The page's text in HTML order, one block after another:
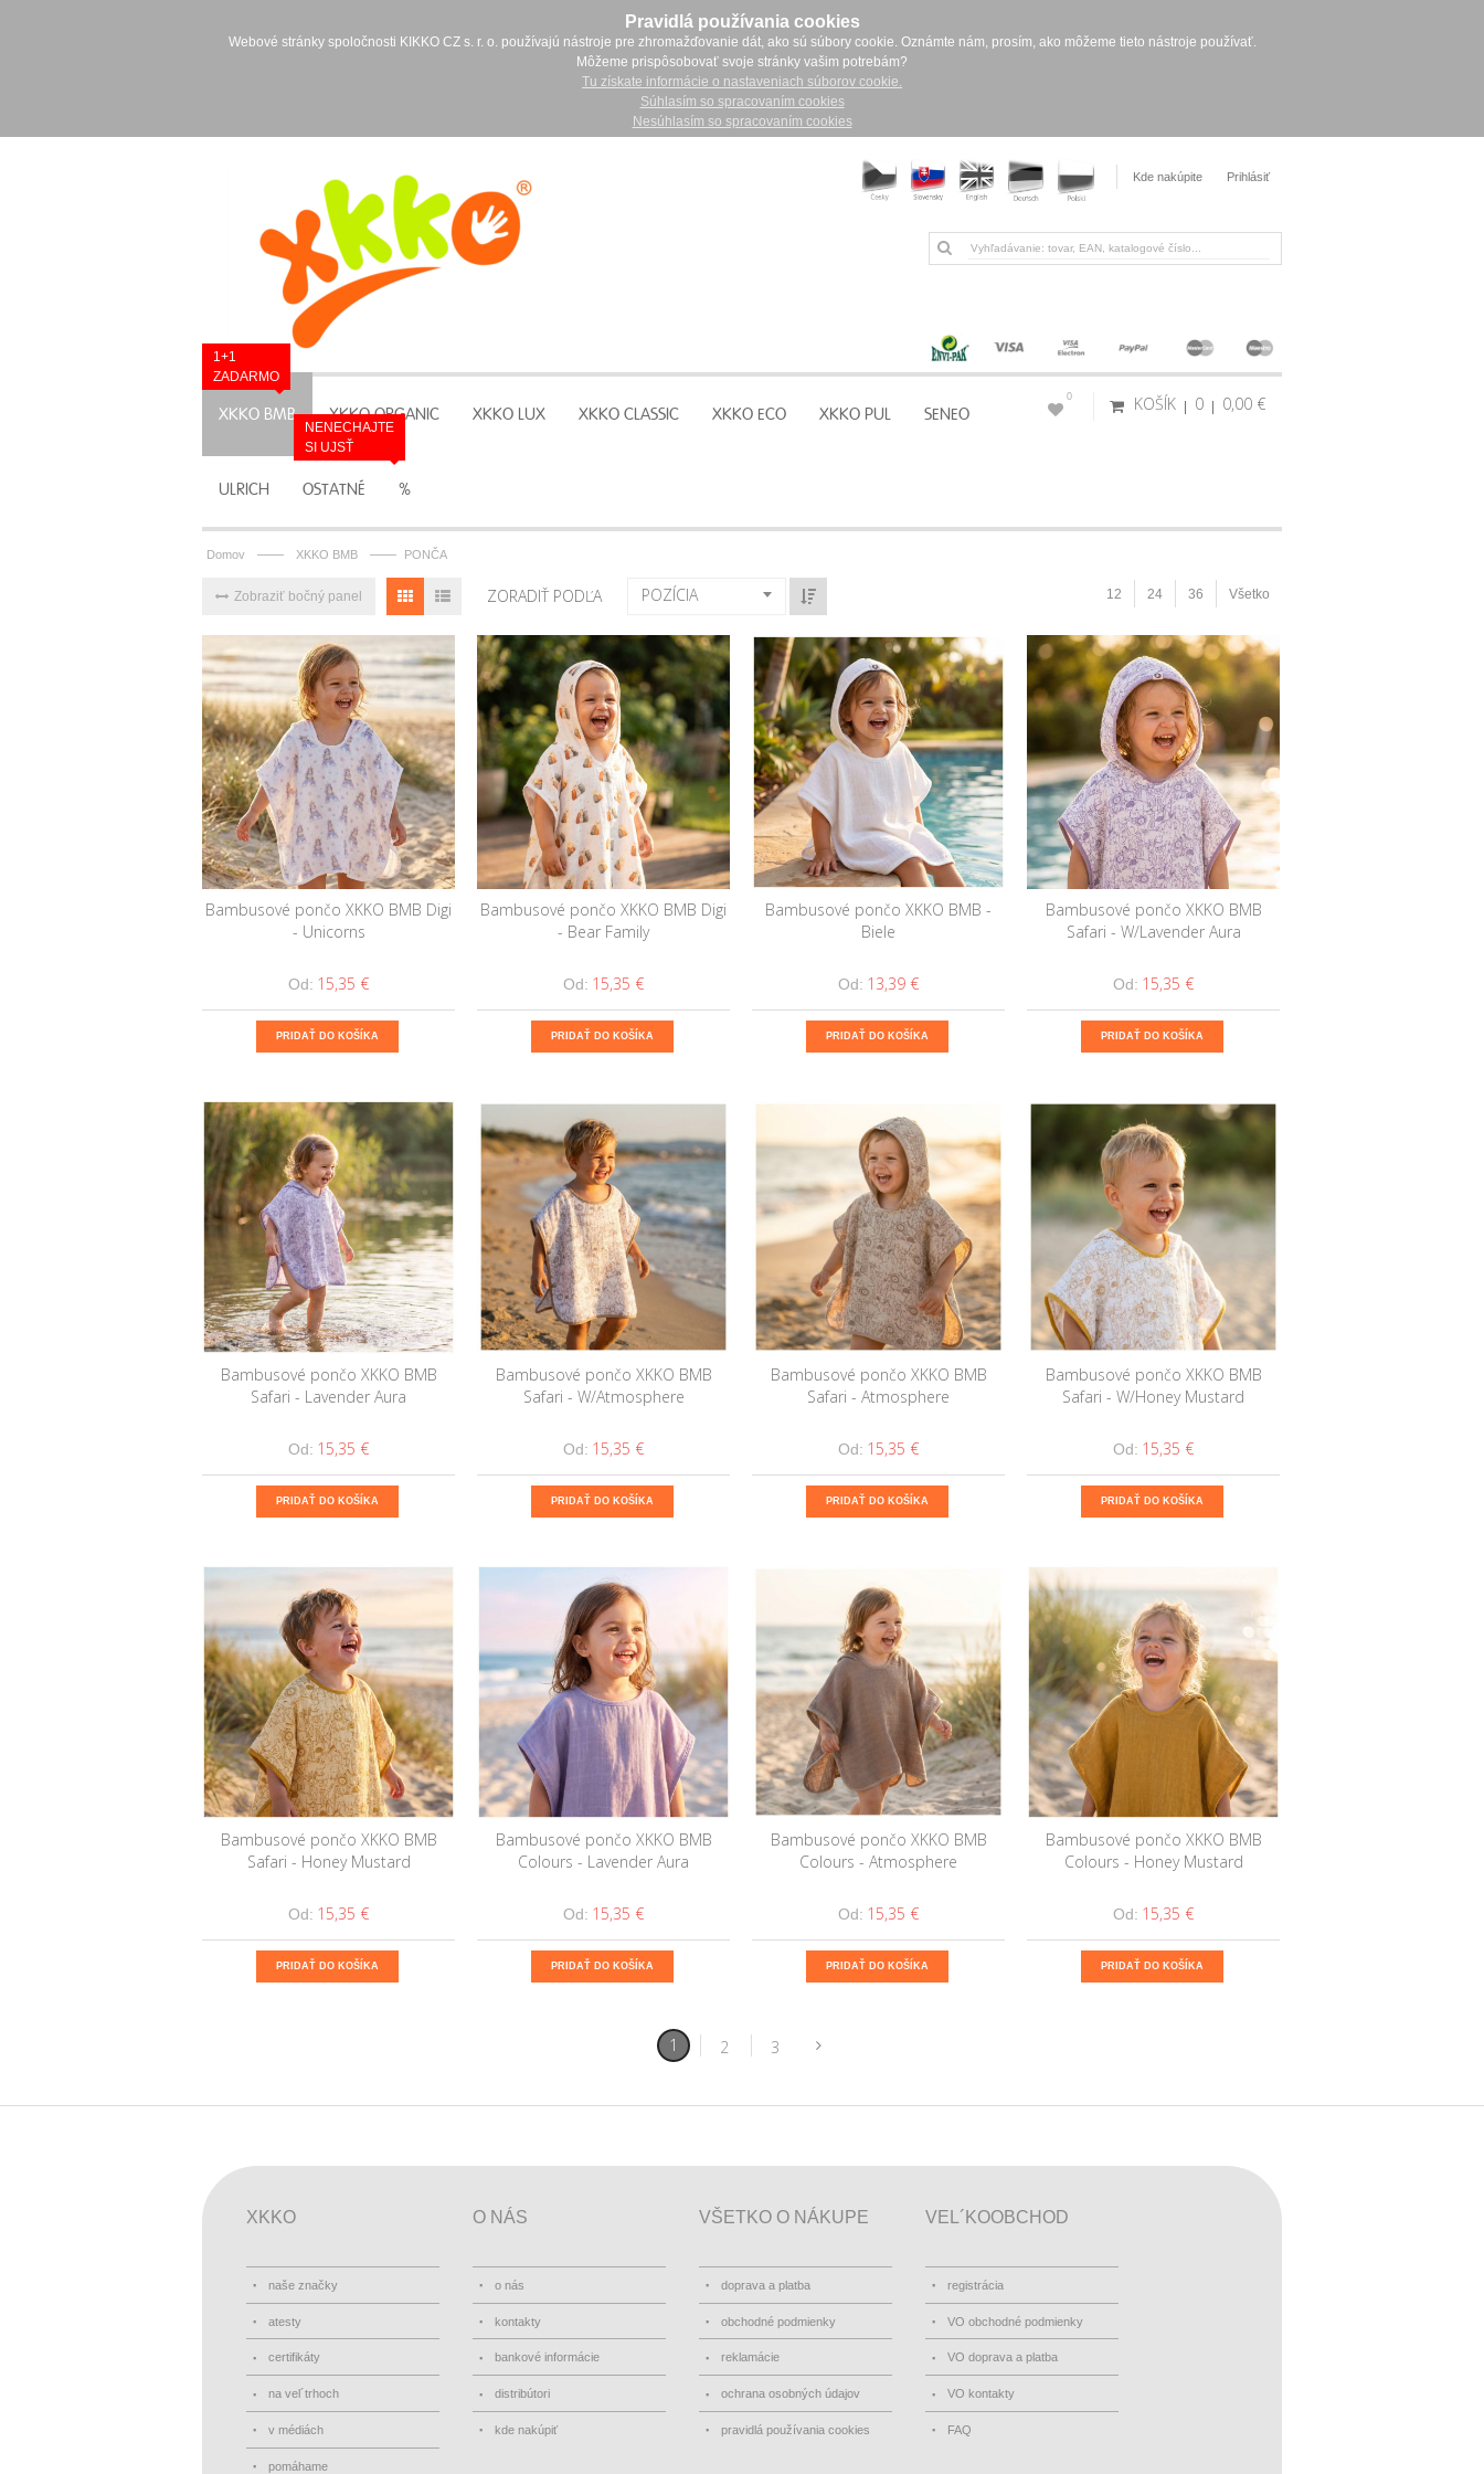
Pravidlá používania cookies
Webové stránky spoločnosti KIKKO CZ s. r. o. používajú nástroje pre zhromažďovanie dát, ako sú súbory cookie. Oznámte nám, prosím, ako môžeme tieto nástroje používať.
Môžeme prispôsobovať svoje stránky vašim potrebám?
Tu získate informácie o nastaveniach súborov cookie.
Súhlasím so spracovaním cookies
Nesúhlasím so spracovaním cookies
Kde nakúpite Prihlásiť
XKKO BMB
1+1
ZADARMO
XKKO ORGANIC XKKO LUX XKKO CLASSIC XKKO ECO XKKO PUL SENEO
ULRICH OSTATNÉ %
NENECHAJTE
SI UJSŤ
KOŠÍK 0 0,00 €
0
Domov —— XKKO BMB —— PONČA
Zobraziť bočný panel ZORADIŤ PODĽA POZÍCIA 12 24 36 Všetko
Bambusové pončo XKKO BMB Digi
- Unicorns
Od: 15,35 €
PRIDAŤ DO KOŠÍKA
Bambusové pončo XKKO BMB Digi
- Bear Family
Od: 15,35 €
PRIDAŤ DO KOŠÍKA
Bambusové pončo XKKO BMB -
Biele
Od: 13,39 €
PRIDAŤ DO KOŠÍKA
Bambusové pončo XKKO BMB
Safari - W/Lavender Aura
Od: 15,35 €
PRIDAŤ DO KOŠÍKA
Bambusové pončo XKKO BMB
Safari - Lavender Aura
Od: 15,35 €
PRIDAŤ DO KOŠÍKA
Bambusové pončo XKKO BMB
Safari - W/Atmosphere
Od: 15,35 €
PRIDAŤ DO KOŠÍKA
Bambusové pončo XKKO BMB
Safari - Atmosphere
Od: 15,35 €
PRIDAŤ DO KOŠÍKA
Bambusové pončo XKKO BMB
Safari - W/Honey Mustard
Od: 15,35 €
PRIDAŤ DO KOŠÍKA
Bambusové pončo XKKO BMB
Safari - Honey Mustard
Od: 15,35 €
PRIDAŤ DO KOŠÍKA
Bambusové pončo XKKO BMB
Colours - Lavender Aura
Od: 15,35 €
PRIDAŤ DO KOŠÍKA
Bambusové pončo XKKO BMB
Colours - Atmosphere
Od: 15,35 €
PRIDAŤ DO KOŠÍKA
Bambusové pončo XKKO BMB
Colours - Honey Mustard
Od: 15,35 €
PRIDAŤ DO KOŠÍKA
1 2 3
XKKO
naše značky
atesty
certifikáty
na vel´trhoch
v médiách
pomáhame
O NÁS
o nás
kontakty
bankové informácie
distribútori
kde nakúpiť
VŠETKO O NÁKUPE
doprava a platba
obchodné podmienky
reklamácie
ochrana osobných údajov
pravidlá používania cookies
VEL´KOOBCHOD
registrácia
VO obchodné podmienky
VO doprava a platba
VO kontakty
FAQ